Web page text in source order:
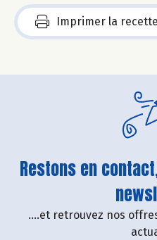
Imprimer la recette
Restons en
....et retrouvez nos